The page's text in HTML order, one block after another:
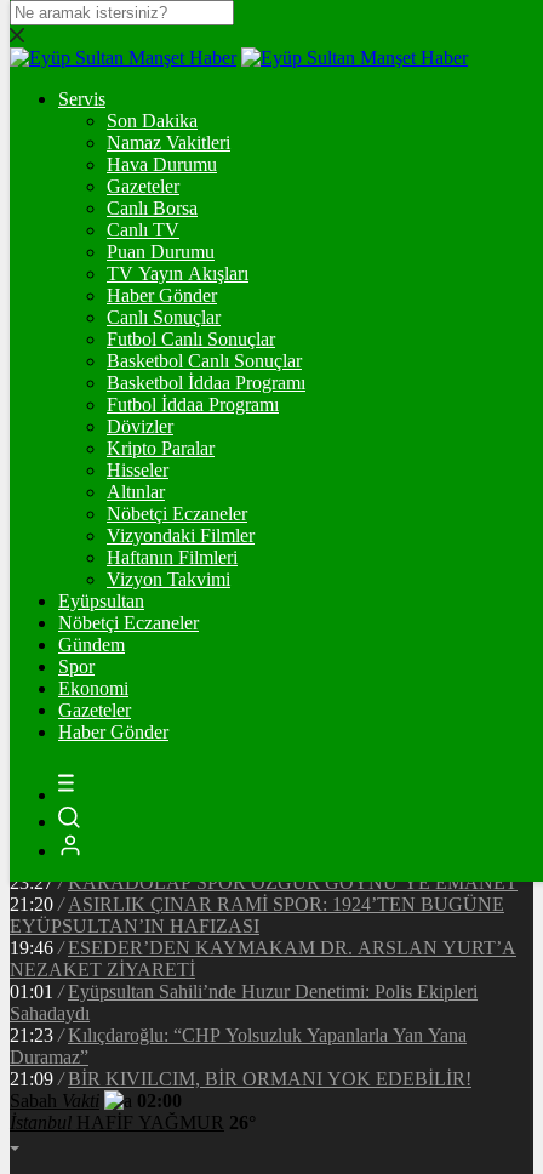
DOLAR
47,7436$% 0.18
EURO
% 0.32
STERLİN
% 0.38
GRAM ALTIN
%2,59
%2,39
BİTCOİN
ETHEREUM
TETHER
Servis
Son Dakika
Namaz Vakitleri
Hava Durumu
Gazeteler
Canlı Borsa
Canlı TV
Puan Durumu
TV Yayın Akışları
Haber Gönder
Canlı Sonuçlar
Futbol Canlı Sonuçlar
Basketbol Canlı Sonuçlar
Basketbol İddaa Programı
Futbol İddaa Programı
Dövizler
Kripto Paralar
Hisseler
Altınlar
Nöbetçi Eczaneler
Vizyondaki Filmler
Haftanın Filmleri
Vizyon Takvimi
Eyüpsultan
Nöbetçi Eczaneler
Gündem
Spor
Ekonomi
Gazeteler
Haber Gönder
20:37 / CHP EYÜPSULTAN İLÇE ÖRGÜTÜ ÜYELERİ
/ MHP EYÜPSULTAN TEŞKİLATI’NIN ACI GÜNÜ
13:33
/ BAŞKAN DR. MİTHAT BÜLENT ÖZMEN’DEN
KAMUOYUNA AÇIKLAMA
Makyaj Sanatçısı Uzay Damla Yıldız, Uluslararası
Başarılarıyla Türkiye’yi Temsil Ediyor
23:27 / KARADOLAP SPOR ÖZGÜR GÖYNÜ’YE EMANET
21:20 / ASIRLIK ÇINAR RAMİ SPOR: 1924’TEN BUGÜNE
EYÜPSULTAN’IN HAFIZASI
19:46 / ESEDER’DEN KAYMAKAM DR. ARSLAN YURT’A
NEZAKET ZİYARETİ
01:01 / Eyüpsultan Sahili’nde Huzur Denetimi: Polis Ekipleri
Sahadaydı
21:23 / Kılıçdaroğlu: “CHP Yolsuzluk Yapanlarla Yan Yana
Duramaz”
21:09 / BİR KIVILCIM, BİR ORMANI YOK EDEBİLİR!
Sabah Vakti
02:00
İstanbul HAFİF YAĞMUR 26°